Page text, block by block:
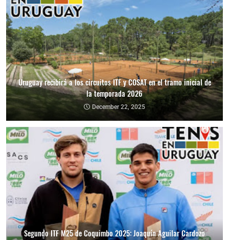
Uruguay recibirá a los circuitos ITF y COSAT en el tramo inicial de
la temporada 2026
December 22, 2025
Segundo ITF M25 de Coquimbo 2025: Joaquín Aguilar Cardozo